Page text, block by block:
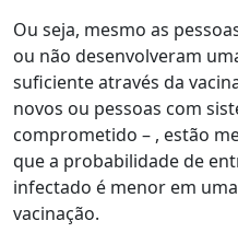
Ou seja, mesmo as
ou não desenvolveram
suficiente através da
novos ou pessoas com
comprometido – , estão
que a probabilidade de
infectado é menor em
vacinação.